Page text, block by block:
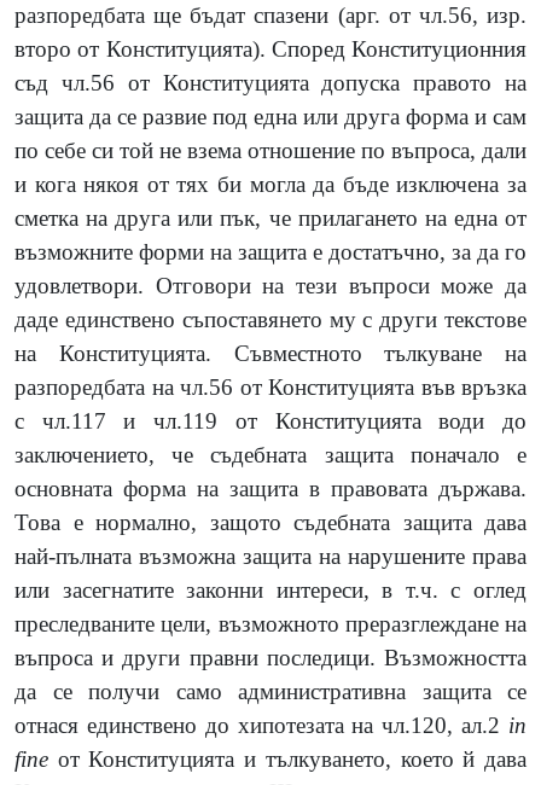
разпоредбата ще бъдат спазени (арг. от чл.56, изр.
второ от Конституцията). Според Конституционния
съд чл.56 от Конституцията допуска правото на
защита да се развие под една или друга форма и сам
по себе си той не взема отношение по въпроса, дали
и кога някоя от тях би могла да бъде изключена за
сметка на друга или пък, че прилагането на една от
възможните форми на защита е достатъчно, за да го
удовлетвори. Отговори на тези въпроси може да
даде единствено съпоставянето му с други текстове
на Конституцията. Съвместното тълкуване на
разпоредбата на чл.56 от Конституцията във връзка
с чл.117 и чл.119 от Конституцията води до
заключението, че съдебната защита поначало е
основната форма на защита в правовата държава.
Това е нормално, защото съдебната защита дава
най-пълната възможна защита на нарушените права
или засегнатите законни интереси, в т.ч. с оглед
преследваните цели, възможното преразглеждане на
въпроса и други правни последици. Възможността
да се получи само административна защита се
отнася единствено до хипотезата на чл.120, ал.2 in
fine от Конституцията и тълкуването, което й дава